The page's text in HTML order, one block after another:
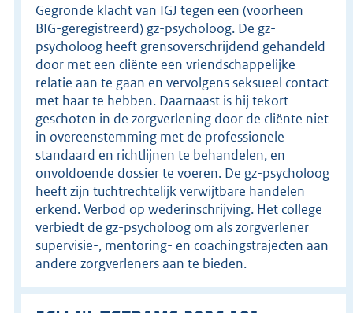
Gegronde klacht van IGJ tegen een (voorheen
BIG-geregistreerd) gz-psycholoog. De gz-
psycholoog heeft grensoverschrijdend gehandeld
door met een cliënte een vriendschappelijke
relatie aan te gaan en vervolgens seksueel contact
met haar te hebben. Daarnaast is hij tekort
geschoten in de zorgverlening door de cliënte niet
in overeenstemming met de professionele
standaard en richtlijnen te behandelen, en
onvoldoende dossier te voeren. De gz-psycholoog
heeft zijn tuchtrechtelijk verwijtbare handelen
erkend. Verbod op wederinschrijving. Het college
verbiedt de gz-psycholoog om als zorgverlener
supervisie-, mentoring- en coachingstrajecten aan
andere zorgverleners aan te bieden.